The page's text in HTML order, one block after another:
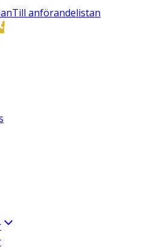
Till anförandelistan